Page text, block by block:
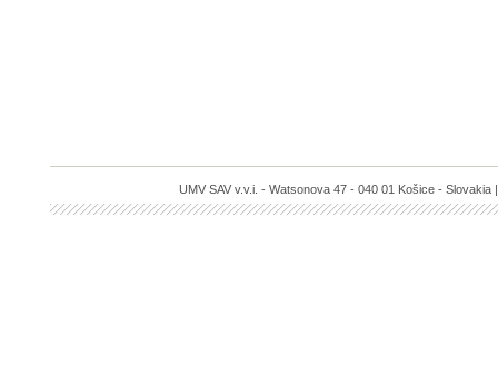
UMV SAV v.v.i. - Watsonova 47 - 040 01 Košice -